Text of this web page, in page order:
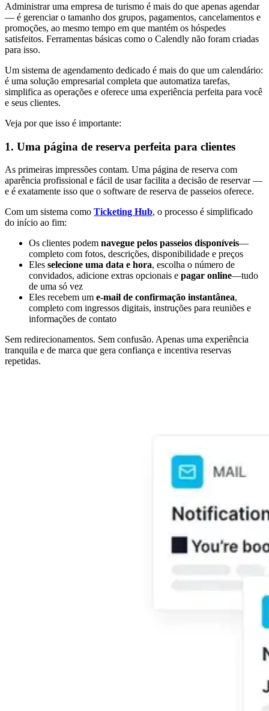
Administrar uma empresa de turismo é mais do que apenas agendar
— é gerenciar o tamanho dos grupos, pagamentos, cancelamentos e
promoções, ao mesmo tempo em que mantém os hóspedes
satisfeitos. Ferramentas básicas como o Calendly não foram criadas
para isso.
Um sistema de agendamento dedicado é mais do que um calendário:
é uma solução empresarial completa que automatiza tarefas,
simplifica as operações e oferece uma experiência perfeita para você
e seus clientes.
Veja por que isso é importante:
1. Uma página de reserva perfeita para clientes
As primeiras impressões contam. Uma página de reserva com
aparência profissional e fácil de usar facilita a decisão de reservar —
e é exatamente isso que o software de reserva de passeios oferece.
Com um sistema como Ticketing Hub, o processo é simplificado
do início ao fim:
Os clientes podem navegue pelos passeios disponíveis—
completo com fotos, descrições, disponibilidade e preços
Eles selecione uma data e hora, escolha o número de
convidados, adicione extras opcionais e pagar online—tudo
de uma só vez
Eles recebem um e-mail de confirmação instantânea,
completo com ingressos digitais, instruções para reuniões e
informações de contato
Sem redirecionamentos. Sem confusão. Apenas uma experiência
tranquila e de marca que gera confiança e incentiva reservas
repetidas.